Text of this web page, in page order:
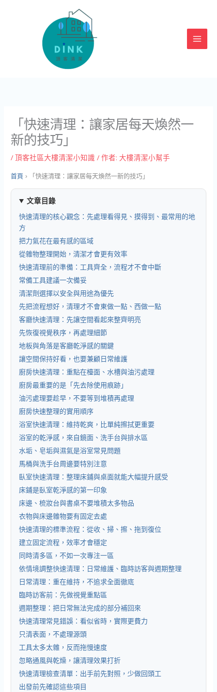
「快速清理：讓家居每天煥然一
新的技巧」
/頂客社區大樓清潔小知識 / 作者: 大樓清潔小幫手
首頁 › 「快速清理：讓家居每天煥然一新的技巧」
文章目錄
快速清理的核心觀念：先處理看得見、摸得到、最常用的地
方
把力氣花在最有感的區域
從雜物整理開始，清潔才會更有效率
快速清理前的準備：工具齊全，流程才不會中斷
常備工具建議一次備妥
清潔劑選擇以安全與用途為優先
先把流程想好，清理才不會東做一點、西做一點
客廳快速清理：先讓空間看起來整齊明亮
先恢復視覺秩序，再處理細節
地板與角落是客廳乾淨感的關鍵
讓空間保持好看，也要兼顧日常維護
廚房快速清理：重點在檯面、水槽與油污處理
廚房最重要的是「先去除使用痕跡」
油污處理要趁早，不要等到堆積再處理
廚房快速整理的實用順序
浴室快速清理：維持乾爽，比單純擦拭更重要
浴室的乾淨感，來自鏡面、洗手台與排水區
水垢、皂垢與濕氣是浴室常見問題
馬桶與洗手台周邊要特別注意
臥室快速清理：整理床鋪與桌面就能大幅提升感受
床鋪是臥室乾淨感的第一印象
床邊、梳妝台與書桌不要堆積太多物品
衣物與床邊雜物要有固定去處
快速清理的標準流程：從收、掃、擦、拖到復位
建立固定流程，效率才會穩定
同時清多區，不如一次專注一區
依情境調整快速清理：日常維護、臨時訪客與週期整理
日常清理：重在維持，不追求全面徹底
臨時訪客前：先做視覺重點區
週期整理：把日常無法完成的部分補回來
快速清理常見錯誤：看似省時，實際更費力
只清表面，不處理源頭
工具太多太雜，反而拖慢速度
忽略通風與乾燥，讓清理效果打折
快速清理檢查清單：出手前先對照，少做回頭工
出發前先確認這些項目